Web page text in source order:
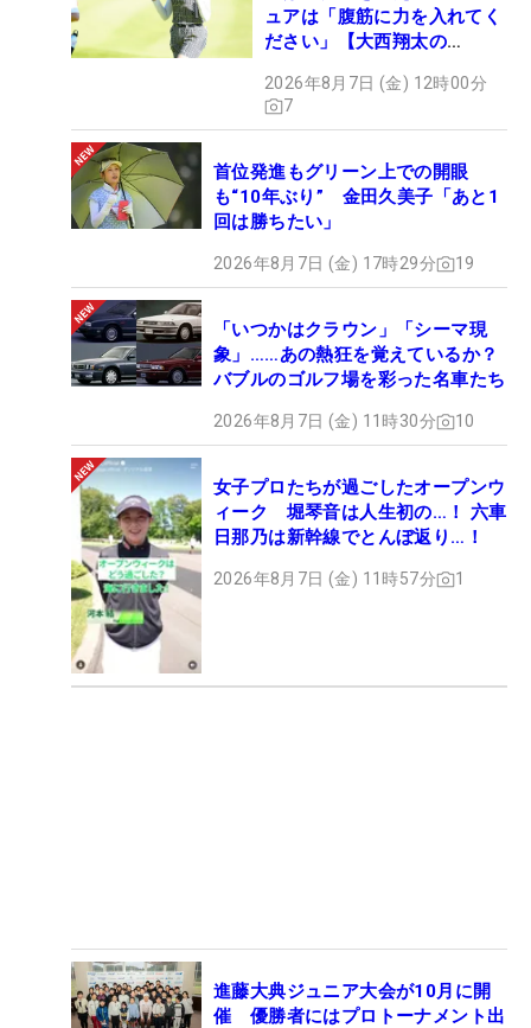
ュアは「腹筋に力を入れてく
ださい」【大西翔太の
2026年8月7日 (金) 12時00分
7
首位発進もグリーン上での開眼
も“10年ぶり” 金田久美子「あと1
回は勝ちたい」
2026年8月7日 (金) 17時29分 19
「いつかはクラウン」「シーマ現
象」……あの熱狂を覚えているか？
バブルのゴルフ場を彩った名車たち
2026年8月7日 (金) 11時30分 10
女子プロたちが過ごしたオープンウ
ィーク 堀琴音は人生初の…！ 六車
日那乃は新幹線でとんぼ返り…！
2026年8月7日 (金) 11時57分 1
進藤大典ジュニア大会が10月に開
催 優勝者にはプロトーナメント出